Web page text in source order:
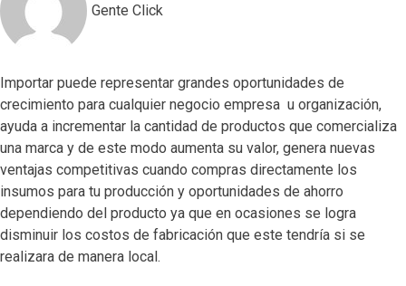
Gente Click
Importar puede representar grandes oportunidades de
crecimiento para cualquier negocio empresa u organización,
ayuda a incrementar la cantidad de productos que comercializa
una marca y de este modo aumenta su valor, genera nuevas
ventajas competitivas cuando compras directamente los
insumos para tu producción y oportunidades de ahorro
dependiendo del producto ya que en ocasiones se logra
disminuir los costos de fabricación que este tendría si se
realizara de manera local.